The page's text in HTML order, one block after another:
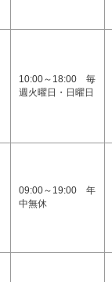
10:00～18:00 毎
週火曜日・日曜日
09:00～19:00 年
中無休